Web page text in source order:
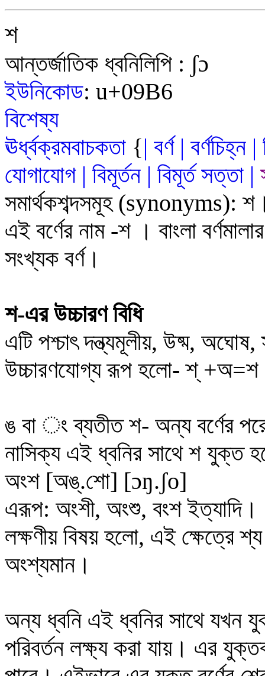
শ
আন্তর্জাতিক ধ্বনিলিপি : ʃɔ
ইউনিকোড: u+09B6
বিশেষ্য
ঊর্ধ্বক্রমবাচকতা {| বর্ণ | বর্ণচিহ্ন |
যোগাযোগ | বিমূর্তন | বিমূর্ত সত্ত |
সমার্থকশব্দসমূহ (synonyms): শ
এই বর্ণের নাম -শ । বাংলা
সংখ্যক বর্ণ।
শ-এর উচ্চারণ বিধি
এটি পশ্চাৎদন্ত্যমূলীয়, উষ্ম, অঘোষ,
উচ্চারণযোগ্য রূপ হলো- শ্ +অ=শ
ঙ বা ং ব্যতীত শ- অন্য বর্ণের
নাসিক্য এই ধ্বনির সাথে শ যুক্ত
অংশ [অঙ্‌.শো] [ɔŋ.ʃo]
এরূপ: অংশী, অংশু, বংশ ইত্যাদি।
লক্ষণীয় বিষয় হলো, এই ক্ষেত্রে
অংশ্যমান।
অন্য ধ্বনি এই ধ্বনির সাথে যখন
পরিবর্তন লক্ষ্য করা যায়। এর